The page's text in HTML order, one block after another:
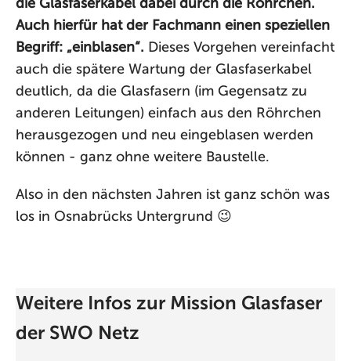
die Glasfaserkabel dabei durch die Röhrchen.
Auch hierfür hat der Fachmann einen speziellen
Begriff: „einblasen“. Dieses Vorgehen vereinfacht
auch die spätere Wartung der Glasfaserkabel
deutlich, da die Glasfasern (im Gegensatz zu
anderen Leitungen) einfach aus den Röhrchen
herausgezogen und neu eingeblasen werden
können - ganz ohne weitere Baustelle.
Also in den nächsten Jahren ist ganz schön was
los in Osnabrücks Untergrund 😉
Weitere Infos zur Mission Glasfaser
der SWO Netz